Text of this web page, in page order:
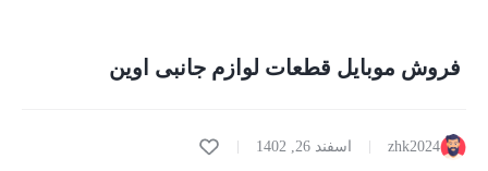
فروش موبایل قطعات لوازم جانبی اوین
zhk2024 اسفند 26, 1402